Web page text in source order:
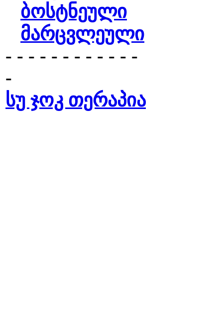
ბოსტნეული
მარცვლეული
- - - - - - - - - - - -
-
სუ ჯოკ თერაპია